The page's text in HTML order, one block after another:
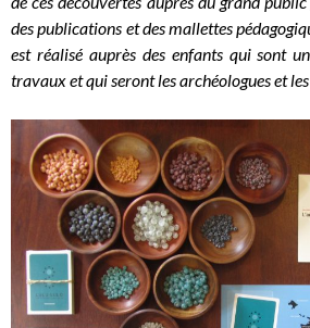
des publications et des mallettes
est réalisé auprès des enfants qui sont
travaux et qui seront les archéologues et